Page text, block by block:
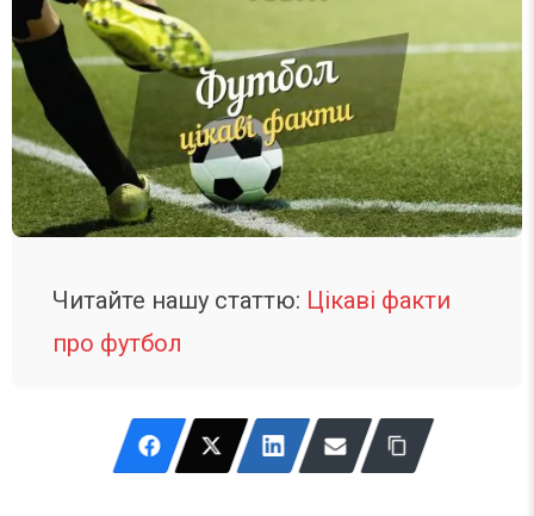
Читайте нашу статтю: Цікаві факти
про футбол